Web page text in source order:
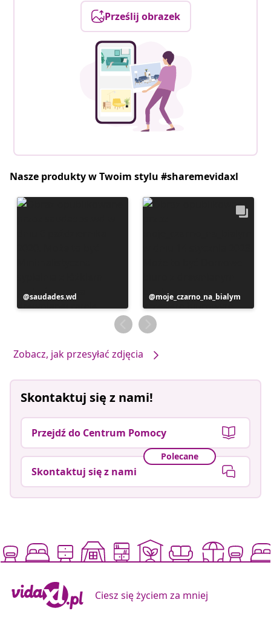
Prześlij obrazek
Nasze produkty w Twoim stylu #sharemevidaxl
Post
opublikowany
saudades.wd
Post
opublikowany
przez
moje_czarno_na_bialym
Zobacz, jak przesyłać zdjęcia
Skontaktuj się z nami!
Przejdź do Centrum Pomocy
Polecane
Skontaktuj się z nami
Ciesz się życiem za mniej